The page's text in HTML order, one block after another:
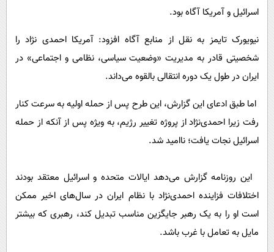
اسرائیل و آمریکا آگاه بود.
نیویورک تایمز به نقل از منابع آگاه افزود: آمریکا احمدی نژاد را
شخصیتی قادر به مدیریت «وضعیت سیاسی، نظامی و اجتماعی» در
ایران در طول یک دوره انتقالی بالقوه می‌داند.
اما طبق ادعای این گزارش، این طرح پس از حمله اولیه به سرعت کنار
رفت زیرا احمدی‌نژاد از پروژه تغییر رژیم، به ویژه پس از آنکه از حمله
اسرائیل نجات یافت؛ ناامید شد.
این روزنامه گزارش می‌دهد ایالات متحده و اسرائیل معتقد بودند
اختلافات فزاینده احمدی‌نژاد با نظام ایران در سال‌های اخیر ممکن
است او را به یک رهبر جایگزین مناسب تبدیل کند، رهبری که بیشتر
مایل به تعامل با غرب باشد.